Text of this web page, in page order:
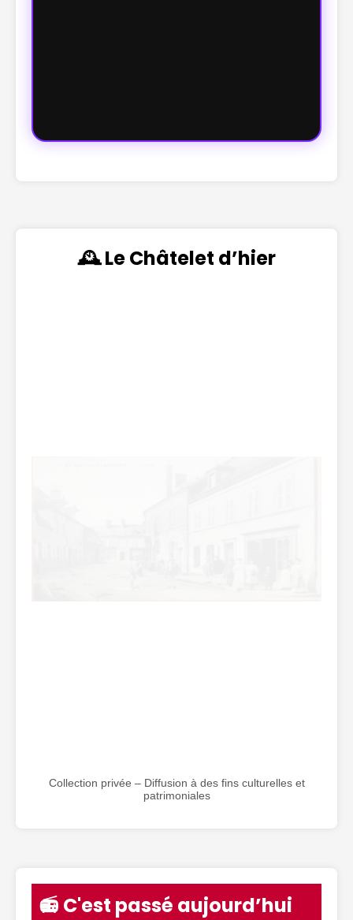
🕰️ Le Châtelet d’hier
Collection privée – Diffusion à des fins culturelles et
patrimoniales
📻 C'est passé aujourd’hui